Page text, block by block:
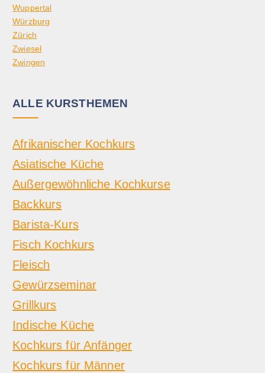
Wuppertal
Würzburg
Zürich
Zwiesel
Zwingen
ALLE KURSTHEMEN
Afrikanischer Kochkurs
Asiatische Küche
Außergewöhnliche Kochkurse
Backkurs
Barista-Kurs
Fisch Kochkurs
Fleisch
Gewürzseminar
Grillkurs
Indische Küche
Kochkurs für Anfänger
Kochkurs für Männer